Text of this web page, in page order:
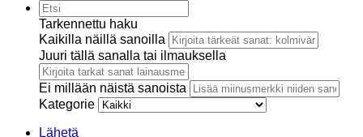
Tarkennettu haku
Kaikilla näillä sanoilla
Juuri tällä sanalla tai ilmauksella
Ei millään näistä sanoista
Kategorie
Lähetä